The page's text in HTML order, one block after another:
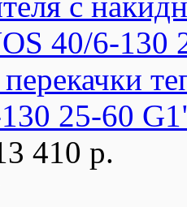
25-60
410 р.